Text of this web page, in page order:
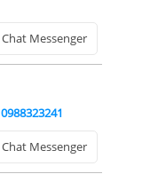
Chat Messenger
0988323241
Chat Messenger